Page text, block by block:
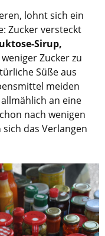
lohnt sich ein
Zucker versteckt
Sirup,
weniger Zucker zu
Süße aus
meiden
an eine
nach wenigen
das Verlangen